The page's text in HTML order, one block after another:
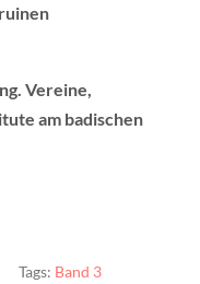
Vereine,
am badischen
Tags: Band 3